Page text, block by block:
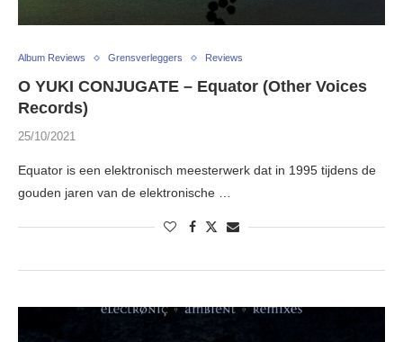
Album Reviews Grensverleggers Reviews
O YUKI CONJUGATE – Equator (Other Voices
Records)
25/10/2021
Equator is een elektronisch meesterwerk dat in 1995 tijdens de
gouden jaren van de elektronische …